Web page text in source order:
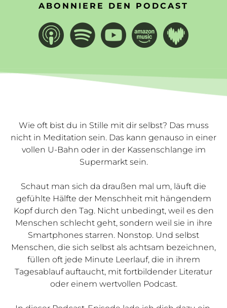
ABONNIERE DEN PODCAST
Wie oft bist du in Stille mit dir selbst? Das muss
nicht in Meditation sein. Das kann genauso in einer
vollen U-Bahn oder in der Kassenschlange im
Supermarkt sein.
Schaut man sich da draußen mal um, läuft die
gefühlte Hälfte der Menschheit mit hängendem
Kopf durch den Tag. Nicht unbedingt, weil es den
Menschen schlecht geht, sondern weil sie in ihre
Smartphones starren. Nonstop. Und selbst
Menschen, die sich selbst als achtsam bezeichnen,
füllen oft jede Minute Leerlauf, die in ihrem
Tagesablauf auftaucht, mit fortbildender Literatur
oder einem wertvollen Podcast.